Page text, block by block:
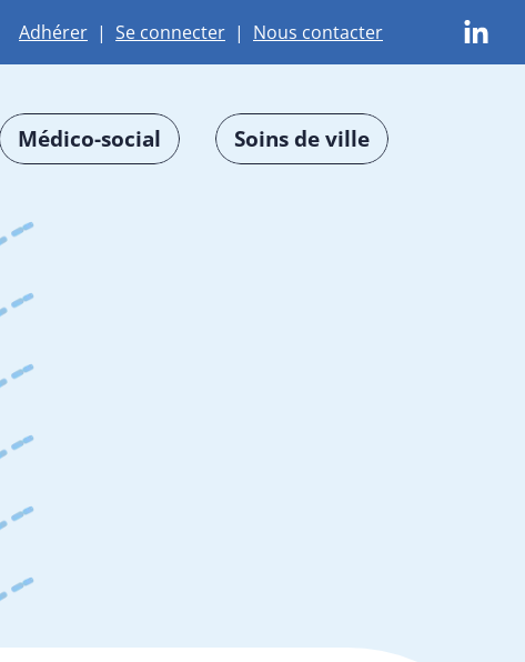
Adhérer | Se connecter | Nous contacter
Médico-social Soins de ville